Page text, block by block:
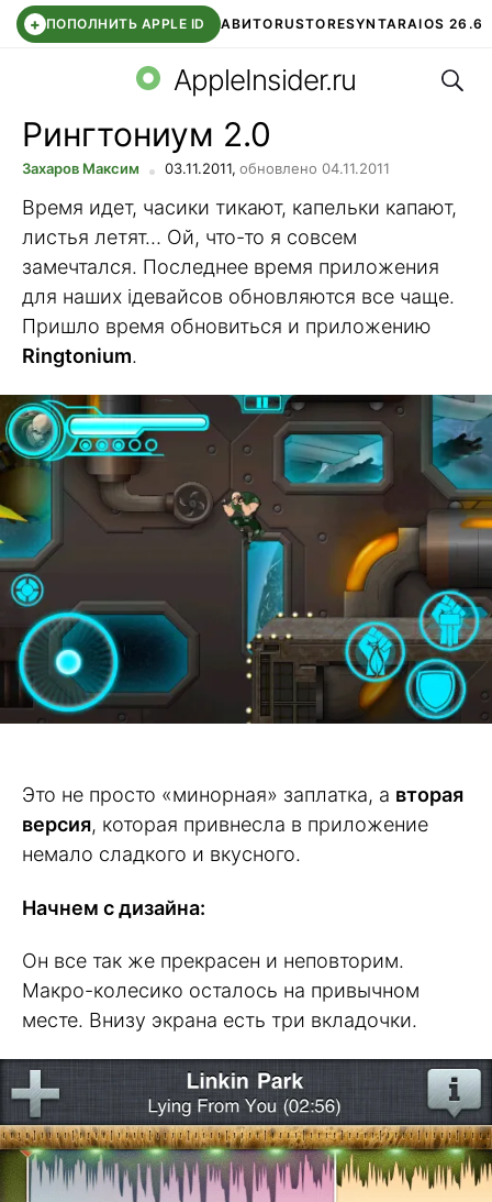
+ ПОПОЛНИТЬ APPLE ID АВИТОRUSTORESYNTARAIOS 26.6
СБЕР КИДС ЧАТ ROBLOXВТБ ОНЛАЙН
AppleInsider.ru
Рингтониум 2.0
Захаров Максим 03.11.2011, обновлено 04.11.2011
Время идет, часики тикают, капельки капают,
листья летят… Ой, что-то я совсем
замечтался. Последнее время приложения
для наших iдевайсов обновляются все чаще.
Пришло время обновиться и приложению
Ringtonium.
Это не просто «минорная» заплатка, а вторая
версия, которая привнесла в приложение
немало сладкого и вкусного.
Начнем с дизайна:
Он все так же прекрасен и неповторим.
Макро-колесико осталось на привычном
месте. Внизу экрана есть три вкладочки.